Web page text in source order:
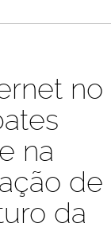
no
na
de
da